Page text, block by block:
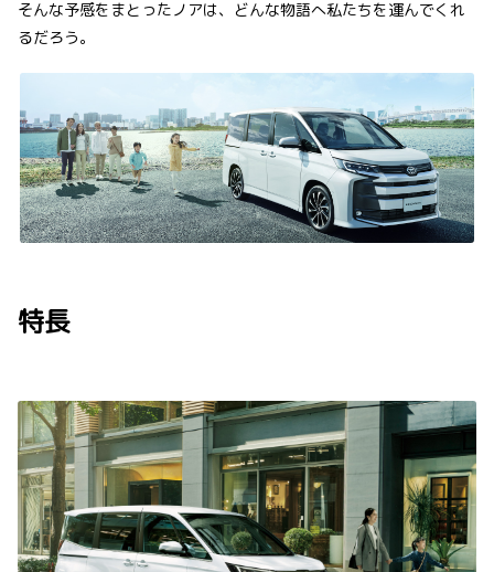
そんな予感をまとったノアは、どんな物語へ私たちを運んでくれ
るだろう。
特長